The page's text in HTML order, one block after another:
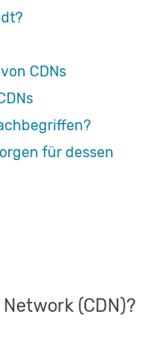
CDNs
für dessen
(CDN)?